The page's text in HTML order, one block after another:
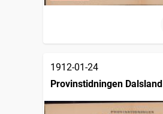
1912-01-24
Provinstidningen Dalsland